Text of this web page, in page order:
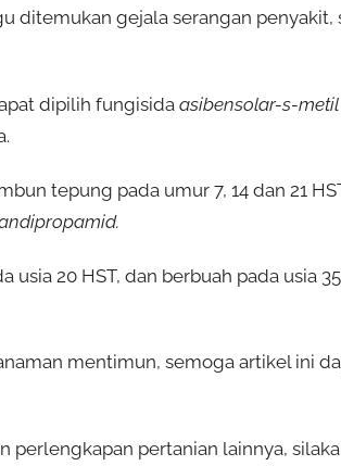
ditemukan gejala serangan penyakit,
dipilih fungisida asibensolar-s-metil
tepung pada umur 7, 14 dan 21
20 HST, dan berbuah pada usia
mentimun, semoga artikel ini
pertanian lainnya,